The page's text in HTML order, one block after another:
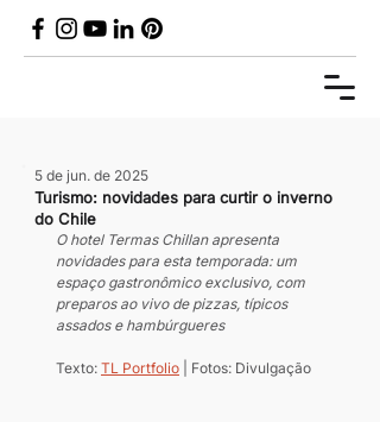
Turismo: novidades para curtir o inverno
do Chile
5 de jun. de 2025
O hotel Termas Chillan apresenta
novidades para esta temporada: um
espaço gastronômico exclusivo, com
preparos ao vivo de pizzas, típicos
assados e hambúrgueres
Texto: TL Portfolio | Fotos: Divulgação